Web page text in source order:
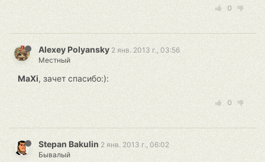
0
Alexey Polyansky 2 янв. 2013 г., 03:56
Местный
MaXi, зачет спасибо:):
0
Stepan Bakulin 2 янв. 2013 г., 06:02
Бывалый